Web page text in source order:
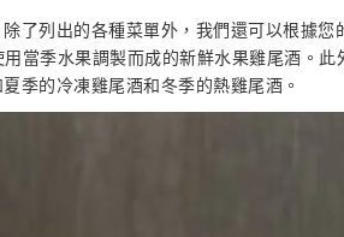
了列出的各種菜單外，我們還可以根據您
當季水果調製而成的新鮮水果雞尾酒。此
季的冷凍雞尾酒和冬季的熱雞尾酒。